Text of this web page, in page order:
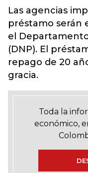
Las agencias
préstamo serán
el
(DNP). El
repago de 20
gracia.
Toda la
económico,